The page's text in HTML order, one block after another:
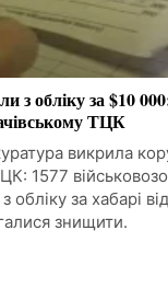
з обліку за $10
ТЦК
викрила
1577
обліку за хабарі
знищити.